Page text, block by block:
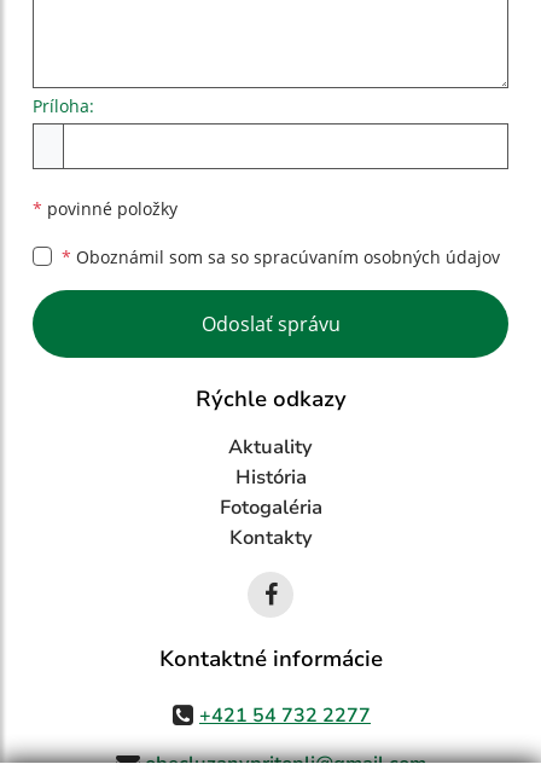
Príloha:
* povinné položky
* Oboznámil som sa so spracúvaním osobných údajov
Google reCaptcha Response
Odoslať správu
Rýchle odkazy
Aktuality
História
Fotogaléria
Kontakty
Kontaktné informácie
+421 54 732 2277
obecluzanypritopli@gmail.com